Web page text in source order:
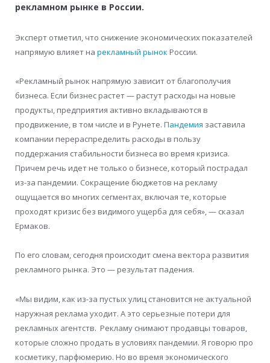
рекламном рынке в России.
Эксперт отметил, что снижение экономических показателей
напрямую влияет на рекламный рынок России.
«Рекламный рынок напрямую зависит от благополучия
бизнеса. Если бизнес растет — растут расходы на новые
продукты, предприятия активно вкладываются в
продвижение, в том числе и в Рунете. Пандемия заставила
компании перераспределить расходы в пользу
поддержания стабильности бизнеса во время кризиса.
Причем речь идет не только о бизнесе, который пострадал
из-за пандемии. Сокращение бюджетов на рекламу
ощущается во многих сегментах, включая те, которые
проходят кризис без видимого ущерба для себя», — сказал
Ермаков.
По его словам, сегодня происходит смена вектора развития
рекламного рынка. Это — результат падения.
«Мы видим, как из-за пустых улиц становится не актуальной
наружная реклама уходит. А это серьезные потери для
рекламных агентств. Рекламу снимают продавцы товаров,
которые сложно продать в условиях пандемии. Я говорю про
косметику, парфюмерию. Но во время экономического